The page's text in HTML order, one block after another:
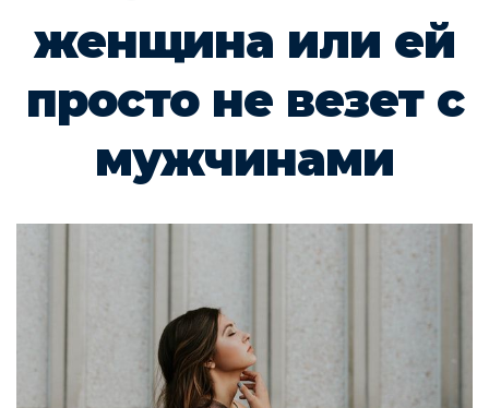
женщина или ей
просто не везет с
мужчинами